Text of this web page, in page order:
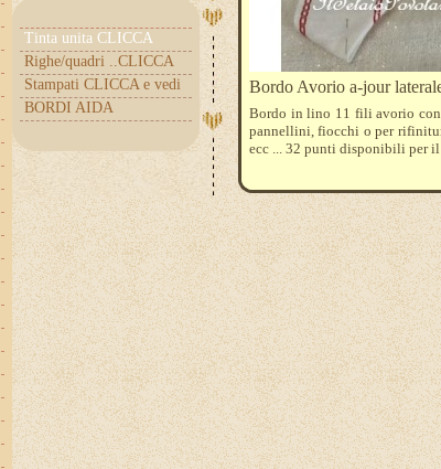
Tinta unita CLICCA
Righe/quadri ..CLICCA
Stampati CLICCA e vedi
BORDI AIDA
Bordo Avorio a-jour
Bordo in lino 11 fili avorio
pannellini, fiocchi o per
ecc ... 32 punti disponibili per il